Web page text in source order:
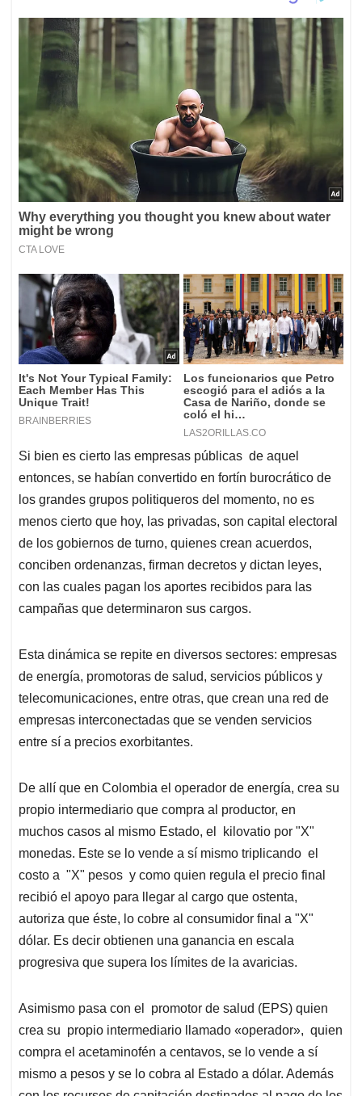
Si bien es cierto las empresas públicas de aquel
entonces, se habían convertido en fortín burocrático de
los grandes grupos politiqueros del momento, no es
menos cierto que hoy, las privadas, son capital electoral
de los gobiernos de turno, quienes crean acuerdos,
conciben ordenanzas, firman decretos y dictan leyes,
con las cuales pagan los aportes recibidos para las
campañas que determinaron sus cargos.
Esta dinámica se repite en diversos sectores: empresas
de energía, promotoras de salud, servicios públicos y
telecomunicaciones, entre otras, que crean una red de
empresas interconectadas que se venden servicios
entre sí a precios exorbitantes.
De allí que en Colombia el operador de energía, crea su
propio intermediario que compra al productor, en
muchos casos al mismo Estado, el kilovatio por "X"
monedas. Este se lo vende a sí mismo triplicando el
costo a "X" pesos y como quien regula el precio final
recibió el apoyo para llegar al cargo que ostenta,
autoriza que éste, lo cobre al consumidor final a "X"
dólar. Es decir obtienen una ganancia en escala
progresiva que supera los límites de la avaricias.
Asimismo pasa con el promotor de salud (EPS) quien
crea su propio intermediario llamado «operador», quien
compra el acetaminofén a centavos, se lo vende a sí
mismo a pesos y se lo cobra al Estado a dólar. Además